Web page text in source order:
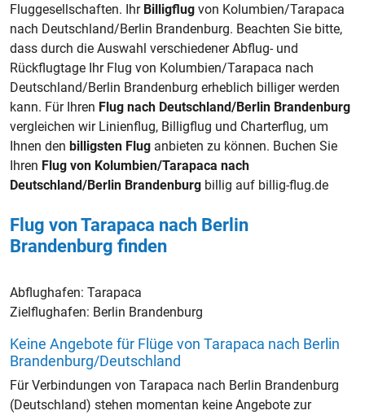
Fluggesellschaften. Ihr Billigflug von Kolumbien/Tarapaca
nach Deutschland/Berlin Brandenburg. Beachten Sie bitte,
dass durch die Auswahl verschiedener Abflug- und
Rückflugtage Ihr Flug von Kolumbien/Tarapaca nach
Deutschland/Berlin Brandenburg erheblich billiger werden
kann. Für Ihren Flug nach Deutschland/Berlin Brandenburg
vergleichen wir Linienflug, Billigflug und Charterflug, um
Ihnen den billigsten Flug anbieten zu können. Buchen Sie
Ihren Flug von Kolumbien/Tarapaca nach
Deutschland/Berlin Brandenburg billig auf billig-flug.de
Flug von Tarapaca nach Berlin
Brandenburg finden
Abflughafen: Tarapaca
Zielflughafen: Berlin Brandenburg
Keine Angebote für Flüge von Tarapaca nach Berlin
Brandenburg/Deutschland
Für Verbindungen von Tarapaca nach Berlin Brandenburg
(Deutschland) stehen momentan keine Angebote zur